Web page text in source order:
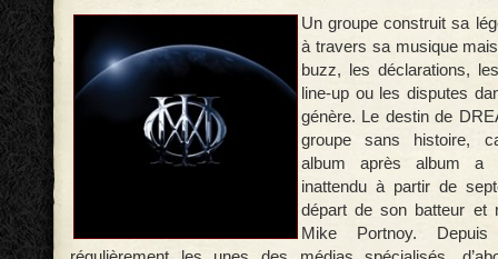
Un groupe construit sa
à travers sa musique
buzz, les déclarations,
line-up ou les disputes
génère. Le destin de
groupe sans histoire,
album après album a
inattendu à partir de
départ de son batteur et
Mike Portnoy.